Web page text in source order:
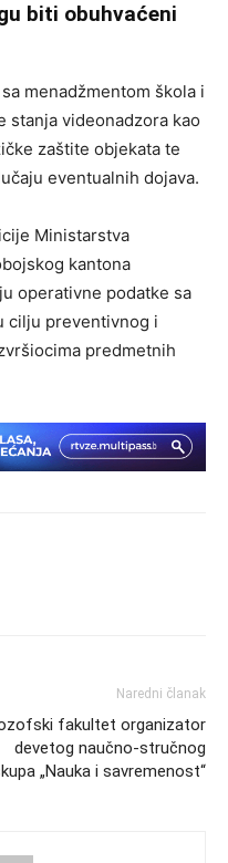
biti obuhvaćeni
menadžmentom škola i
videonadzora kao
zaštite objekata te
eventualnih dojava.
Ministarstva
kantona
operativne podatke sa
cilju preventivnog i
predmetnih
Naredni članak
fakultet organizator
devetog naučno-stručnog
„Nauka i savremenost“